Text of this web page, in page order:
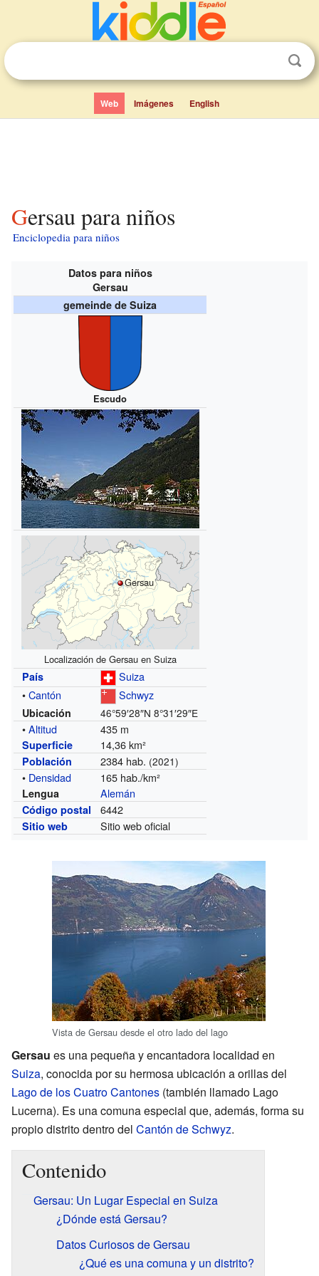
Web Imágenes English
Gersau para niños
Enciclopedia para niños
Datos para niños
Gersau
gemeinde de Suiza
Escudo
Gersau
Localización de Gersau en Suiza
País
Suiza
•Cantón Schwyz
Ubicación 46°59′28″N 8°31′29″E
•Altitud 435 m
Superficie 14,36 km²
Población 2384 hab. (2021)
• Densidad 165 hab./km²
Lengua Alemán
Código postal 6442
Sitio web Sitio web oficial
Vista de Gersau desde el otro lado del lago
Gersau es una pequeña y encantadora localidad en
Suiza, conocida por su hermosa ubicación a orillas del
Lago de los Cuatro Cantones (también llamado Lago
Lucerna). Es una comuna especial que, además, forma su
propio distrito dentro del Cantón de Schwyz.
Contenido
Gersau: Un Lugar Especial en Suiza
¿Dónde está Gersau?
Datos Curiosos de Gersau
¿Qué es una comuna y un distrito?